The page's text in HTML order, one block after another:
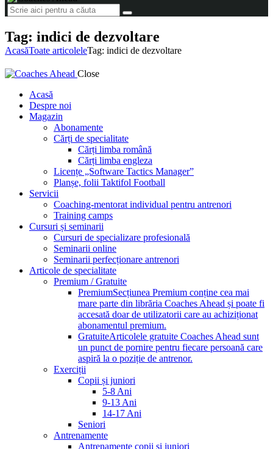
Tag: indici de dezvoltare
AcasăToate articoleleTag: indici de dezvoltare
Close
Acasă
Despre noi
Magazin
Abonamente
Cărți de specialitate
Cărți limba română
Cărți limba engleza
Licențe „Software Tactics Manager”
Planșe, folii Taktifol Football
Servicii
Coaching-mentorat individual pentru antrenori
Training camps
Cursuri și seminarii
Cursuri de specializare profesională
Seminarii online
Seminarii perfecționare antrenori
Articole de specialitate
Premium / Gratuite
PremiumSecțiunea Premium conține cea mai
mare parte din librăria Coaches Ahead și poate fi
accesată doar de utilizatorii care au achiziționat
abonamentul premium.
GratuiteArticolele gratuite Coaches Ahead sunt
un punct de pornire pentru fiecare persoană care
aspiră la o poziție de antrenor.
Exerciții
Copii și juniori
5-8 Ani
9-13 Ani
14-17 Ani
Seniori
Antrenamente
Antrenamente copii și juniori